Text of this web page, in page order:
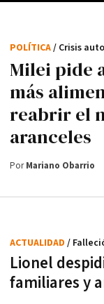
Milei pide
más
reabrir el
aranceles
POLÍTICA/ Crisis
PorMariano Obarrio
Lionel
familiares y
ACTUALIDAD /